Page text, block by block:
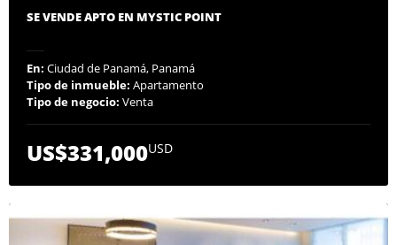
SE VENDE APTO EN MYSTIC POINT
En: Ciudad de Panamá, Panamá
Tipo de inmueble: Apartamento
Tipo de negocio: Venta
US$331,000USD